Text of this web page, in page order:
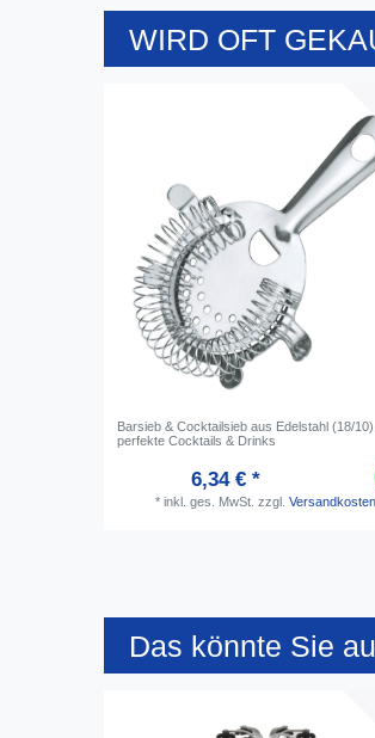
WIRD OFT
Barsieb & Cocktailsieb aus Edelstahl (18/
perfekte Cocktails & Drinks
6,34 € *
* inkl. ges. MwSt. zzgl. Versandkosten
Das könnte Sie